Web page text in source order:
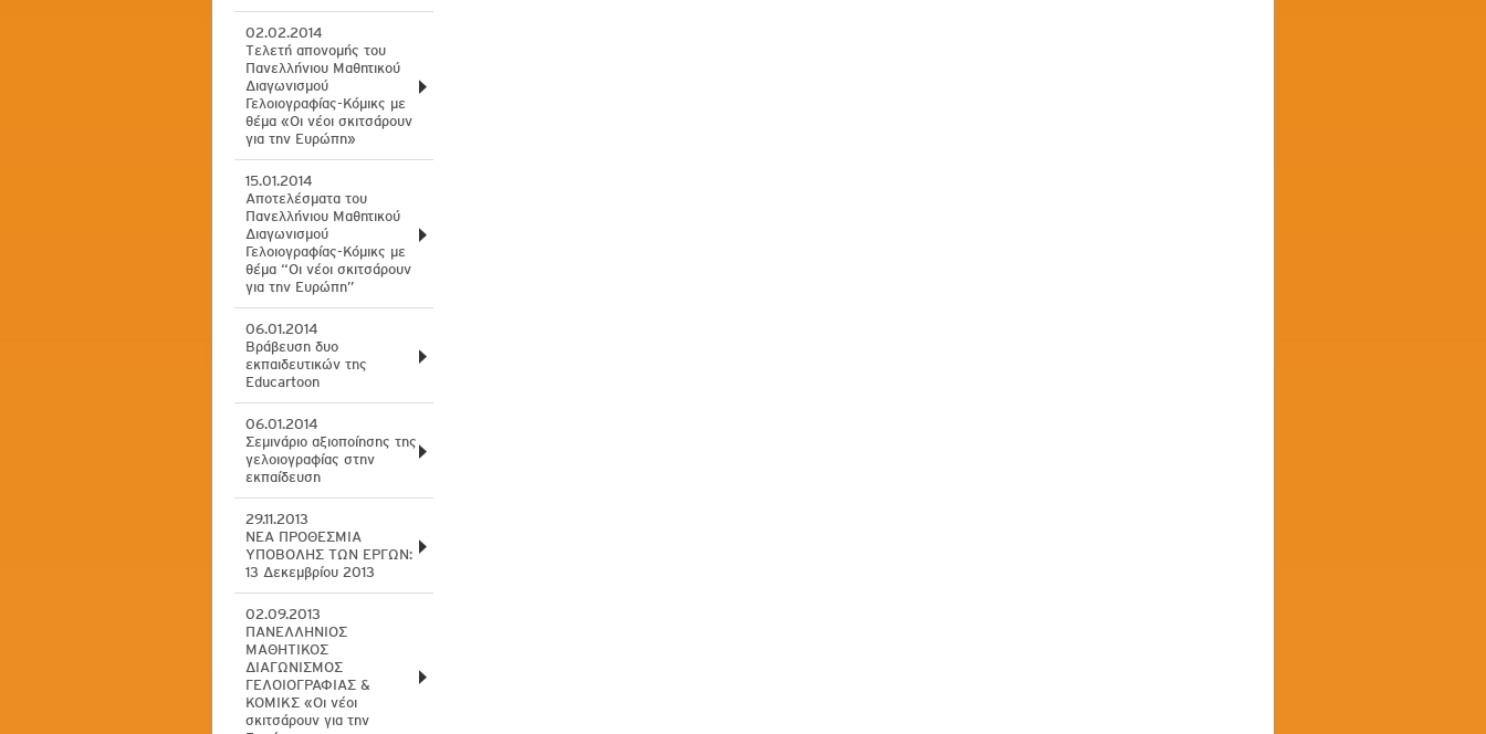
02.02.2014
Tελετή απονομής του
Πανελλήνιου Μαθητικού
Διαγωνισμού
Γελοιογραφίας-Κόμικς με
θέμα «Οι νέοι σκιτσάρουν
για την Ευρώπη»
15.01.2014
Aποτελέσματα του
Πανελλήνιου Μαθητικού
Διαγωνισμού
Γελοιογραφίας-Κόμικς με
θέμα “Οι νέοι σκιτσάρουν
για την Ευρώπη”
06.01.2014
Βράβευση δυο
εκπαιδευτικών της
Educartoon
06.01.2014
Σεμινάριο αξιοποίησης της
γελοιογραφίας στην
εκπαίδευση
29.11.2013
ΝΕΑ ΠΡΟΘΕΣΜΙΑ
ΥΠΟΒΟΛΗΣ ΤΩΝ ΕΡΓΩΝ:
13 Δεκεμβρίου 2013
02.09.2013
ΠΑΝΕΛΛΗΝΙΟΣ
ΜΑΘΗΤΙΚΟΣ
ΔΙΑΓΩΝΙΣΜΟΣ
ΓΕΛΟΙΟΓΡΑΦΙΑΣ &
ΚΟΜΙΚΣ «Οι νέοι
σκιτσάρουν για την